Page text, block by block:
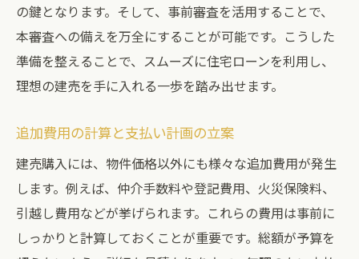
の鍵となります。そして、事前審査を活用することで、
本審査への備えを万全にすることが可能です。こうした
準備を整えることで、スムーズに住宅ローンを利用し、
理想の建売を手に入れる一歩を踏み出せます。
追加費用の計算と支払い計画の立案
建売購入には、物件価格以外にも様々な追加費用が発生
します。例えば、仲介手数料や登記費用、火災保険料、
引越し費用などが挙げられます。これらの費用は事前に
しっかりと計算しておくことが重要です。総額が予算を